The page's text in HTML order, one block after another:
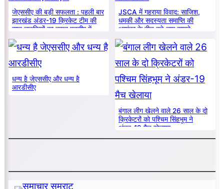
जेएससीए की बड़ी सफलता : पहली बार
झारखंड अंडर-19 क्रिकेट टीम की
सात लड़कियों का चयन एनसीए में
JSCA में गहराया विवाद: साजिश,
धमकी और सदस्यता समाप्ति की
आशंका के बीच बड़े नाम सामने
धन्य है जेएससीए और धन्य है
आरडीसीए
बंगाल लीग खेलने वाले 26 साल के दो
क्रिकेटरों को पश्चिम सिंहभूम ने
अंडर-19 मैच खेलाया